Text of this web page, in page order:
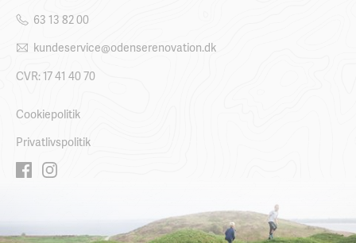
63 13 82 00
kundeservice@odenserenovation.dk
CVR: 17 41 40 70
Cookiepolitik
Privatlivspolitik